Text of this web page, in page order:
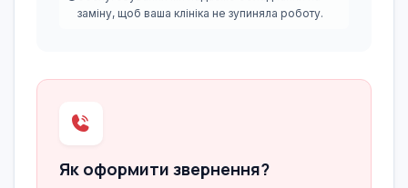
заміну, щоб ваша клініка не зупиняла роботу.
Як оформити звернення?